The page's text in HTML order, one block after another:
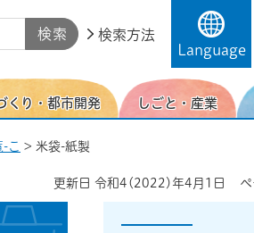
検索方法
Language
くり・都市開発 しごと・産業
こ > 米袋-紙製
更新日 令和4(2022)年4月1日